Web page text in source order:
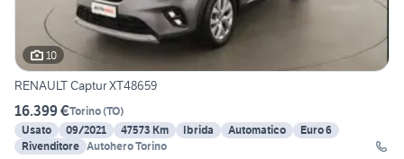
10
RENAULT Captur XT48659
16.399 €Torino(TO)
Usato
09/2021 47573 Km Ibrida Automatico
Euro 6
Rivenditore Autohero Torino